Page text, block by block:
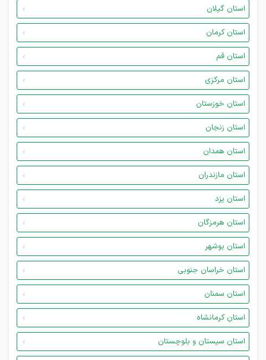
استان گیلان
استان کرمان
استان قم
استان مرکزی
استان خوزستان
استان زنجان
استان همدان
استان مازندران
استان یزد
استان هرمزگان
استان بوشهر
استان خراسان جنوبی
استان سمنان
استان کرمانشاه
استان سیستان و بلوچستان